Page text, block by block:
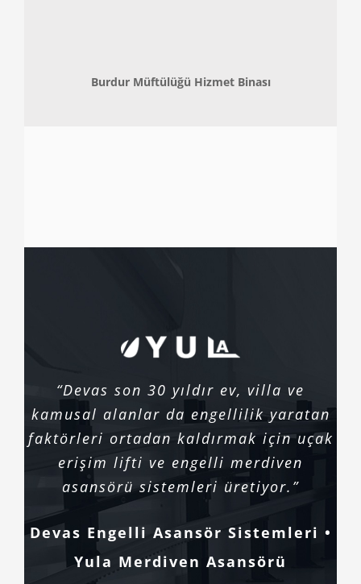
Burdur Müftülüğü Hizmet Binası
“Devas son 30 yıldır ev, villa ve
kamusal alanlar da engellilik yaratan
faktörleri ortadan kaldırmak için uçak
erişim lifti ve engelli merdiven
asansörü sistemleri üretiyor.”
Devas Engelli Asansör Sistemleri •
Yula Merdiven Asansörü